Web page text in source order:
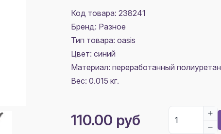
Код товара: 238241
Бренд: Разное
Тип товара: oasis
Цвет: синий
Материал: переработанный полиуретан
Вес: 0.015 кг.
110.00 руб